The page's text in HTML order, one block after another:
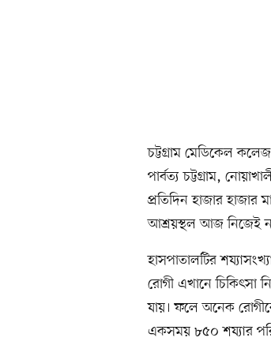
চট্টগ্রাম মেডিকেল
পার্বত্য চট্টগ্রাম,
প্রতিদিন হাজার হাজার
আশ্রয়স্থল আজ নিজেই
হাসপাতালটির
রোগী এখানে চিকিৎসা
যায়। ফলে অনেক
একসময় ৮৫০ শয্যার